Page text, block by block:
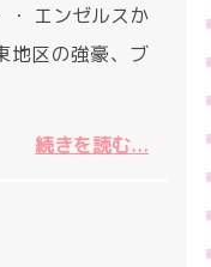
・ エンゼルスか
地区の強豪、ブ
続きを読む...